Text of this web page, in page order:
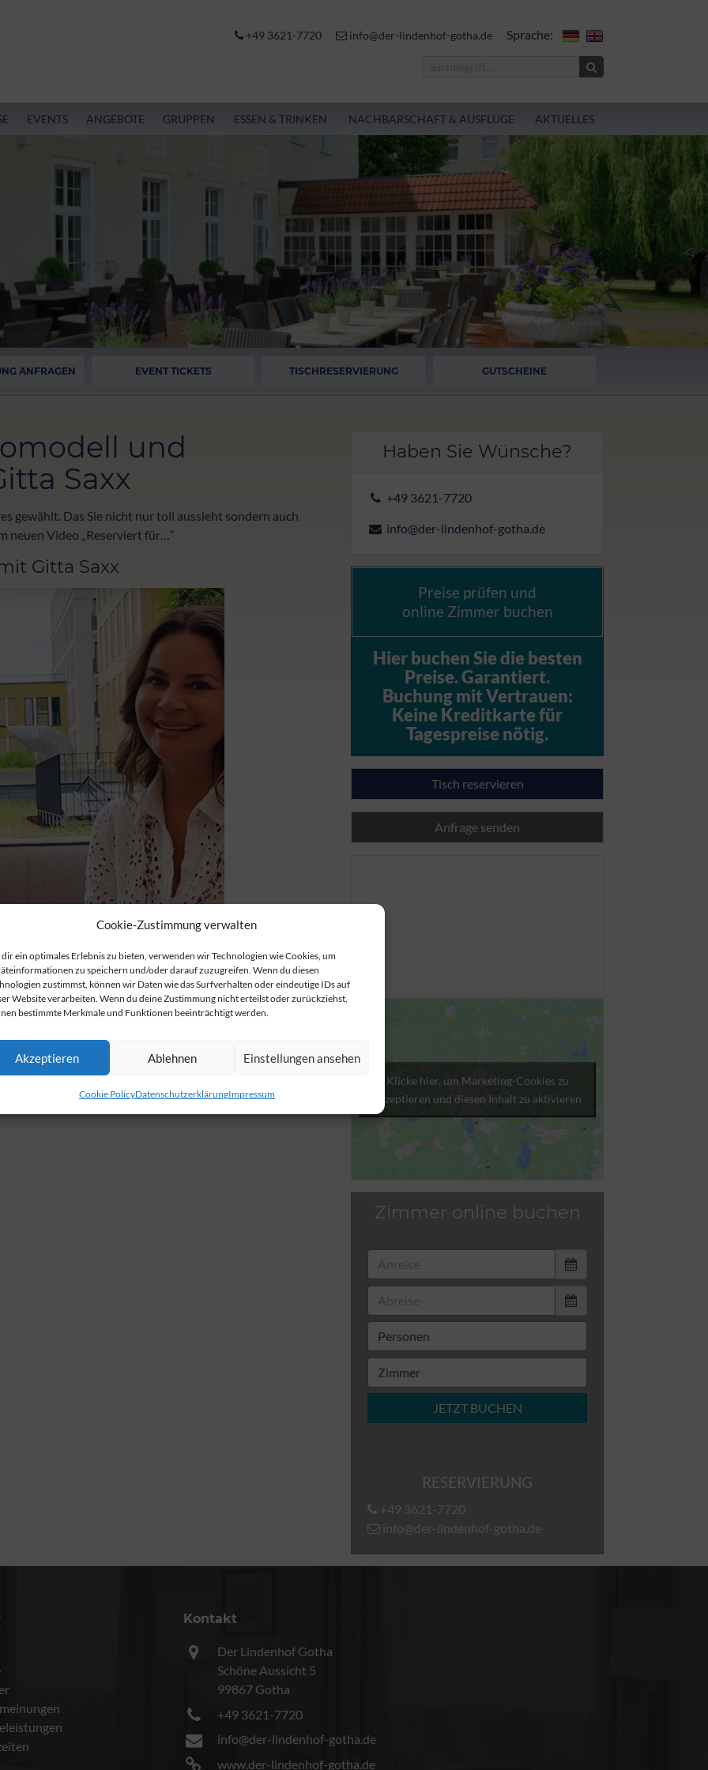
Cookie-Zustimmung verwalten
dir ein optimales Erlebnis zu bieten, verwenden wir Technologien wie Cookies, um
zu speichern und/oder darauf zuzugreifen. Wenn du diesen
zustimmst, können wir Daten wie das Surfverhalten oder eindeutige IDs auf
Website verarbeiten. Wenn du deine Zustimmung nicht erteilst oder zurückziehst,
bestimmte Merkmale und Funktionen beeinträchtigt werden.
Akzeptieren Ablehnen Einstellungen ansehen
Cookie PolicyDatenschutzerklärungImpressum
+49 3621-7720 info@der-lindenhof-gotha.de Sprache:
EVENTS ANGEBOTE GRUPPEN ESSEN & TRINKEN NACHBARSCHAFT & AUSFLÜGE AKTUELLES
ANFRAGEN EVENT TICKETS TISCHRESERVIERUNG GUTSCHEINE
und
Saxx
gewählt. Das Sie nicht nur toll aussieht sondern auch
neuen Video „Reserviert für…“
Gitta Saxx
Haben Sie Wünsche?
+49 3621-7720
info@der-lindenhof-gotha.de
Preise prüfen und
online Zimmer buchen
Hier buchen Sie die besten
Preise.Garantiert.
Buchung mit Vertrauen:
Keine Kreditkarte für
Tagespreise nötig.
Tisch reservieren
Anfrage senden
Klicke hier, um Marketing-Cookies zu
akzeptieren und diesen Inhalt zu aktivieren
Zimmer online buchen
JETZT BUCHEN
RESERVIERUNG
+49 3621-7720
info@der-lindenhof-gotha.de
Kontakt
Der Lindenhof Gotha
Schöne Aussicht 5
99867 Gotha
+49 3621-7720
info@der-lindenhof-gotha.de
www.der-lindenhof-gotha.de